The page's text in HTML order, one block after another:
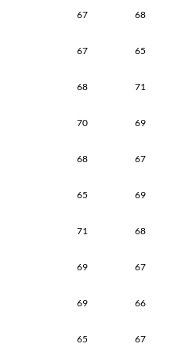
67 68
67 65
68 71
70 69
68 67
65 69
71 68
69 67
69 66
65 67